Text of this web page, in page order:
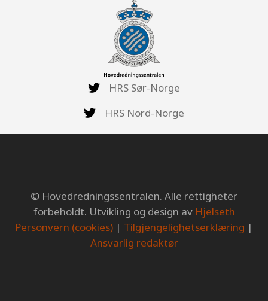
HRS Sør-Norge
HRS Nord-Norge
© Hovedredningssentralen. Alle rettigheter
forbeholdt. Utvikling og design av Hjelseth
Personvern (cookies) | Tilgjengelighetserklæring |
Ansvarlig redaktør